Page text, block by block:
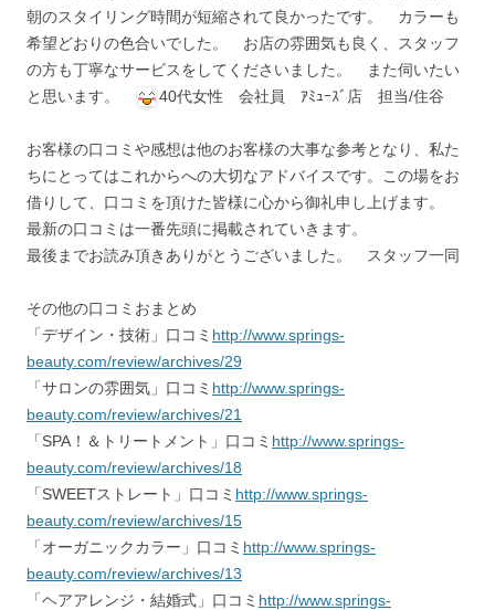
朝のスタイリング時間が短縮されて良かったです。 カラーも
希望どおりの色合いでした。 お店の雰囲気も良く、スタッフ
の方も丁寧なサービスをしてくださいました。 また伺いたい
と思います。
40代女性 会社員 ｱﾐｭｰｽﾞ店 担当/住谷
お客様の口コミや感想は他のお客様の大事な参考となり、私た
ちにとってはこれからへの大切なアドバイスです。この場をお
借りして、口コミを頂けた皆様に心から御礼申し上げます。
最新の口コミは一番先頭に掲載されていきます。
最後までお読み頂きありがとうございました。 スタッフ一同
その他の口コミおまとめ
「デザイン・技術」口コミ http://www.springs-
beauty.com/review/archives/29
「サロンの雰囲気」口コミ http://www.springs-
beauty.com/review/archives/21
「SPA！＆トリートメント」口コミ http://www.springs-
beauty.com/review/archives/18
「SWEETストレート」口コミ http://www.springs-
beauty.com/review/archives/15
「オーガニックカラー」口コミ http://www.springs-
beauty.com/review/archives/13
「ヘアアレンジ・結婚式」口コミ http://www.springs-